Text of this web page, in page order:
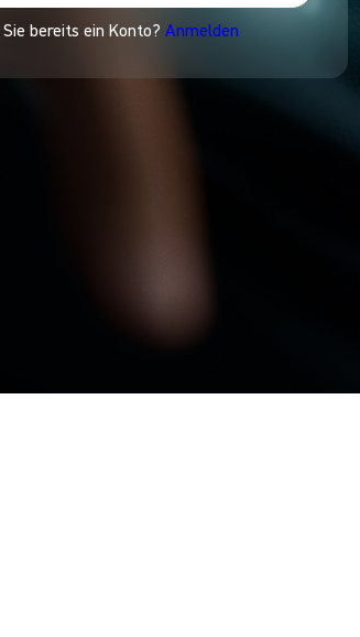
Sie bereits ein Konto? Anmelden